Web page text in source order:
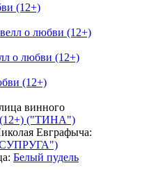
(12+)
о любви (12+)
о любви (12+)
(12+)
винного
(12+) ("ТИНА")
Евграфыча:
: Белый пудель